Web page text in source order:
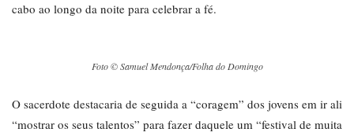
cabo ao longo da noite para celebrar a fé.
Foto © Samuel Mendonça/Folha do Domingo
O sacerdote destacaria de seguida a “coragem” dos jovens em ir ali
“mostrar os seus talentos” para fazer daquele um “festival de muita